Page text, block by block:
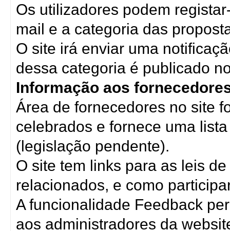
Os utilizadores podem
mail e a categoria das
O site irá enviar uma
dessa categoria é publicado
Informação aos
Área de fornecedores no site
celebrados e fornece uma
(legislação pendente).
O site tem links para as leis
relacionados, e como
A funcionalidade Feedback
aos administradores da